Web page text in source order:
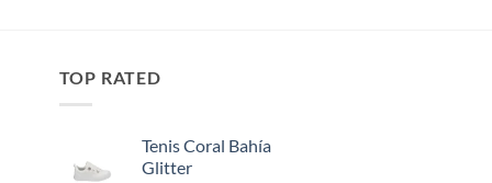
TOP RATED
Tenis Coral Bahía
Glitter